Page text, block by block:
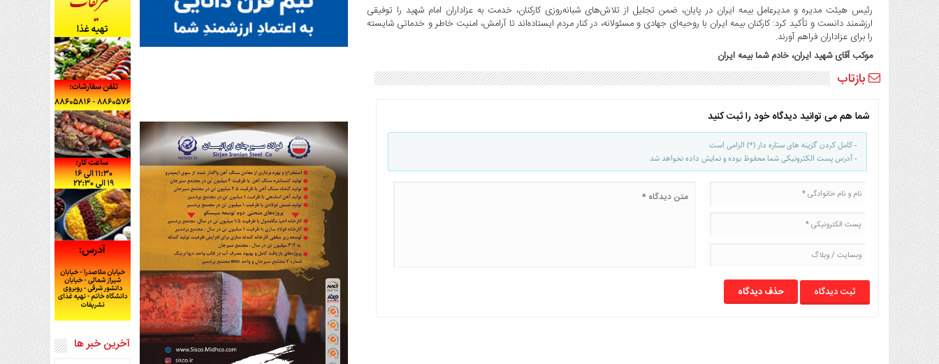
رئیس هیئت مدیره و مدیرعامل بیمه ایران در پایان، ضمن تجلیل از تلاش‌های شبانه‌روزی کارکنان، خدمت به عزاداران امام شهید را توفیقی
ارزشمند دانست و تأکید کرد: کارکنان بیمه ایران با روحیه‌ای جهادی و مسئولانه، در کنار مردم ایستاده‌اند تا آرامش، امنیت خاطر و خدماتی شایسته
را برای عزاداران فراهم آورند.
موکب آقای شهید ایران، خادم شما بیمه ایران
بازتاب
شما هم می توانید دیدگاه خود را ثبت کنید
- کامل کردن گزینه های ستاره دار (*) الزامی است
- آدرس پست الکترونیکی شما محفوظ بوده و نمایش داده نخواهد شد
حذف دیدگاه
آخرین خبر ها